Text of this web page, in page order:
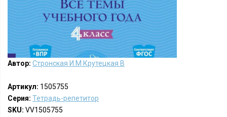
Автор: Стронская И.М Крутецкая В
Артикул: 1505755
Серия: Тетрадь-репетитор
SKU: VV1505755